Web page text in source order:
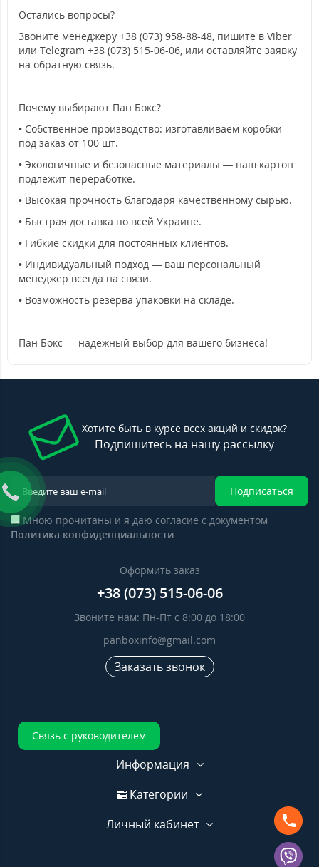
Остались вопросы?
Звоните менеджеру +38 (073) 958-88-48, пишите в Viber
или Telegram +38 (073) 515-06-06, или оставляйте заявку
на обратную связь.
Почему выбирают Пан Бокс?
• Собственное производство: изготавливаем коробки
под заказ от 100 шт.
• Экологичные и безопасные материалы — наш картон
подлежит переработке.
• Высокая прочность благодаря качественному сырью.
• Быстрая доставка по всей Украине.
• Гибкие скидки для постоянных клиентов.
• Индивидуальный подход — ваш персональный
менеджер всегда на связи.
• Возможность резерва упаковки на складе.
Пан Бокс — надежный выбор для вашего бизнеса!
Хотите быть в курсе всех акций и скидок?
Подпишитесь на нашу рассылку
Подписаться
Мною прочитаны и я даю согласие с документом
Политика конфиденциальности
Оформить заказ
+38 (073) 515-06-06
Звоните нам: Пн-Пт с 8:00 до 18:00
panboxinfo@gmail.com
Заказать звонок
Связь с руководителем
Информация
Категории
Личный кабинет